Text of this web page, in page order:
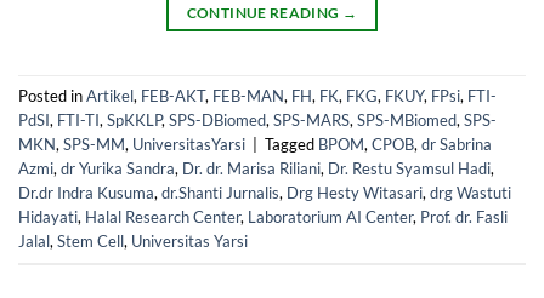
CONTINUE READING →
Posted inArtikel, FEB-AKT, FEB-MAN, FH, FK, FKG, FKUY, FPsi, FTI-
PdSI, FTI-TI, SpKKLP, SPS-DBiomed, SPS-MARS, SPS-MBiomed, SPS-
MKN, SPS-MM, UniversitasYarsi Tagged BPOM, CPOB, dr Sabrina
Azmi, dr Yurika Sandra, Dr. dr. Marisa Riliani, Dr. Restu Syamsul Hadi,
Dr.dr Indra Kusuma, dr.Shanti Jurnalis, Drg Hesty Witasari, drg Wastuti
Hidayati, Halal Research Center, Laboratorium AI Center, Prof. dr. Fasli
Jalal, Stem Cell, Universitas Yarsi